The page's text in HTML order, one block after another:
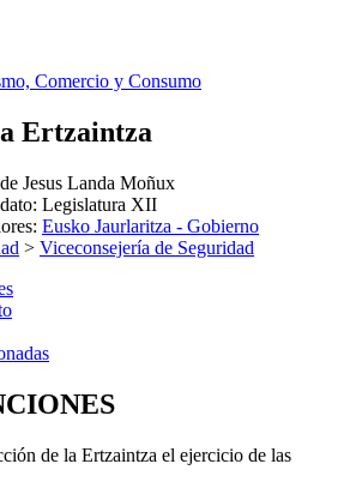
Comercio y Consumo
Ertzaintza
Jesus Landa Moñux
: Legislatura XII
: Eusko Jaurlaritza - Gobierno
> Viceconsejería de Seguridad
de la Ertzaintza el ejercicio de las